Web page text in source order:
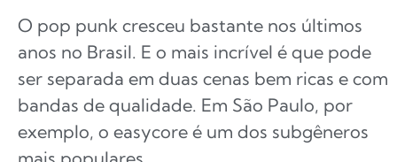
O pop punk cresceu bastante nos últimos
anos no Brasil. E o mais incrível é que pode
ser separada em duas cenas bem ricas e com
bandas de qualidade. Em São Paulo, por
exemplo, o easycore é um dos subgêneros